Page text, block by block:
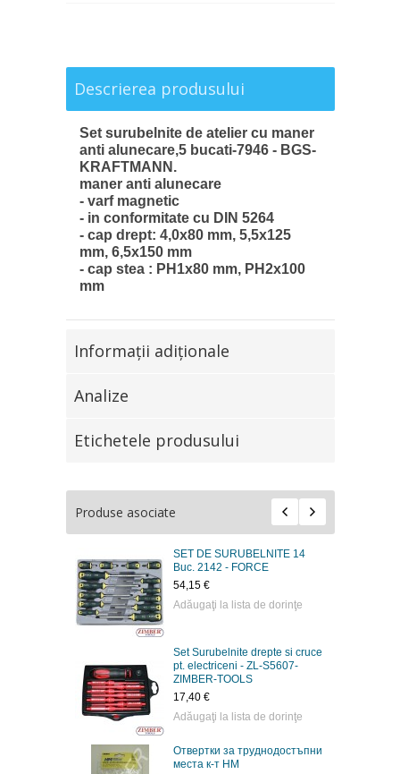
Descrierea produsului
Set surubelnite de atelier cu maner
anti alunecare,5 bucati-7946 - BGS-
KRAFTMANN.
maner anti alunecare
- varf magnetic
- in conformitate cu DIN 5264
- cap drept: 4,0x80 mm, 5,5x125
mm, 6,5x150 mm
- cap stea : PH1x80 mm, PH2x100
mm
Informaţii adiţionale
Analize
Etichetele produsului
Produse asociate
SET DE SURUBELNITE 14
Buc. 2142 - FORCE
54,15 €
Adăugaţi la lista de dorinţe
Set Surubelnite drepte si cruce
pt. electriceni - ZL-S5607-
ZIMBER-TOOLS
17,40 €
Adăugaţi la lista de dorinţe
Отвертки за труднодостъпни
места к-т НМ